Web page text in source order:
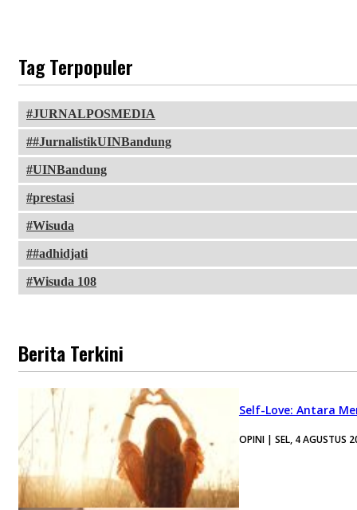
Tag Terpopuler
JURNALPOSMEDIA
#JurnalistikUINBandung
UINBandung
prestasi
Wisuda
#adhidjati
Wisuda 108
Berita Terkini
Self-Love: Antara
OPINI | SEL, 4 AGUSTUS